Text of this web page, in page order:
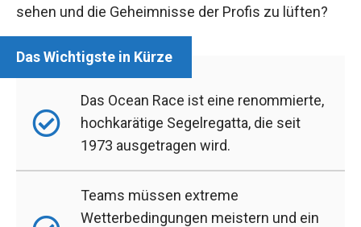
sehen und die Geheimnisse der Profis zu lüften?
Das Ocean Race ist eine renommierte,
hochkarätige Segelregatta, die seit
1973 ausgetragen wird.
Teams müssen extreme
Wetterbedingungen meistern und ein